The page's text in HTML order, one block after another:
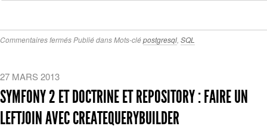
Commentaires ferméssur
Publié dansMots-clépostgresql, SQL
27 MARS 2013
SYMFONY 2 ET DOCTRINE ET REPOSITORY : FAIRE UN
LEFTJOIN AVEC CREATEQUERYBUILDER